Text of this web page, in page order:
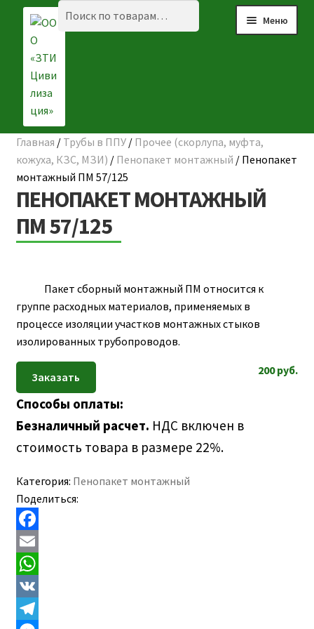
Перейти
навигации
Перейти
содержимому
Искать:
Поиск
Меню
☰ КАТАЛОГ
ГЛАВНАЯ
О КОМПАНИИ
ДОСТАВКА И ОПЛАТА
ПОЛЕЗНАЯ ИНФОРМАЦИЯ
КОНТАКТЫ
Главная / Трубы в ППУ/ Прочее (скорлупа, муфта,
кожуха, КЗС, МЗИ) / Пенопакет монтажный / Пенопакет
монтажный ПМ 57/125
ПЕНОПАКЕТ МОНТАЖНЫЙ
ПМ 57/125
Пакет сборный монтажный ПМ относится к
группе расходных материалов, применяемых в
процессе изоляции участков монтажных стыков
изолированных трубопроводов.
200руб.
Способы оплаты:
Безналичный расчет. НДС включен в
стоимость товара в размере 22%.
Категория: Пенопакет монтажный
Поделиться:
F
a
c
e
E
m
a
W
h
V